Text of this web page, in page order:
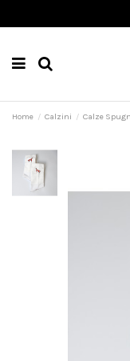
Home Calzini Calze